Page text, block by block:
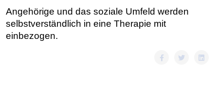
Angehörige und das soziale Umfeld werden
selbstverständlich in eine Therapie mit
einbezogen.